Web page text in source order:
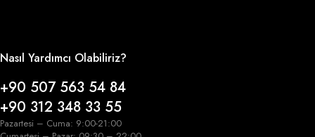
Nasıl Yardımcı Olabiliriz?
+90 507 563 54 84
+90 312 348 33 55
Pazartesi – Cuma: 9:00-21:00